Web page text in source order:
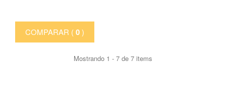
COMPARAR ( 0)
Mostrando 1 - 7 de 7 items